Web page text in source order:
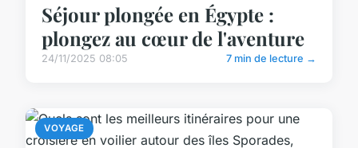
Séjour plongée en Égypte :
plongez au cœur de l'aventure
24/11/2025 08:05 7 min de lecture →
VOYAGE